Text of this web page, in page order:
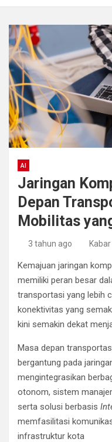
AI
Jaringan
Depan
Mobilitas
3 tahun ago
Kemajuan jaringan
memiliki peran besar
transportasi yang lebih
konektivitas yang
kini semakin dekat
Masa depan
bergantung pada
mengintegrasikan
otonom, sistem
serta solusi berbasis
memfasilitasi
infrastruktur kota